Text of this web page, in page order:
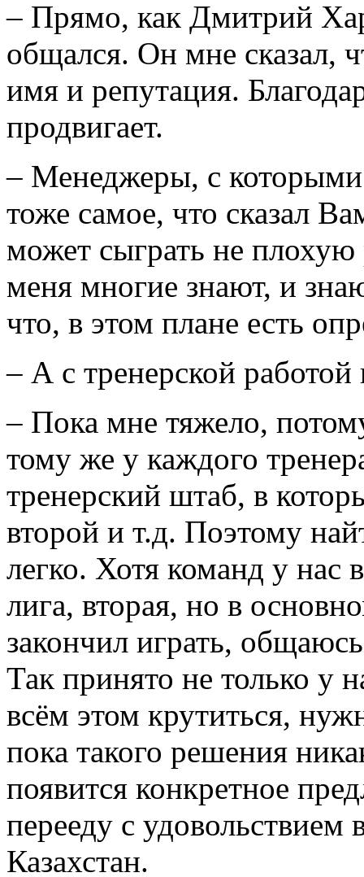
– Прямо, как Дмитрий
общался. Он мне сказал,
имя и репутация.
продвигает.
– Менеджеры, с
тоже самое, что сказал
может сыграть не
меня многие знают, и
что, в этом плане есть
– А с тренерской работой
– Пока мне тяжело,
тому же у каждого
тренерский штаб, в
второй и т.д. Поэтому
легко. Хотя команд у нас
лига, вторая, но в
закончил играть,
Так принято не только у
всём этом крутиться,
пока такого решения
появится конкретное
перееду с
Казахстан.